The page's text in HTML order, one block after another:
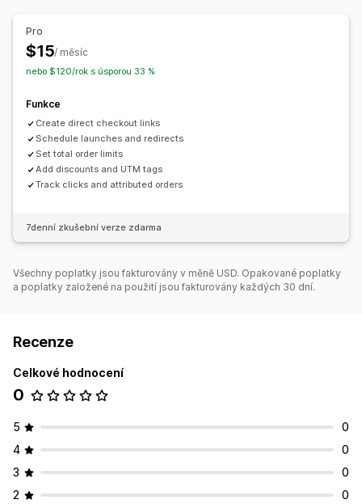
Pro
$15/ měsíc
nebo $120/rok s úsporou 33 %
Funkce
Create direct checkout links
Schedule launches and redirects
Set total order limits
Add discounts and UTM tags
Track clicks and attributed orders
7denní zkušební verze zdarma
Všechny poplatky jsou fakturovány v měně USD. Opakované poplatky
a poplatky založené na použití jsou fakturovány každých 30 dní.
Recenze
Celkové hodnocení
0
5
0
4
0
3
0
2
0